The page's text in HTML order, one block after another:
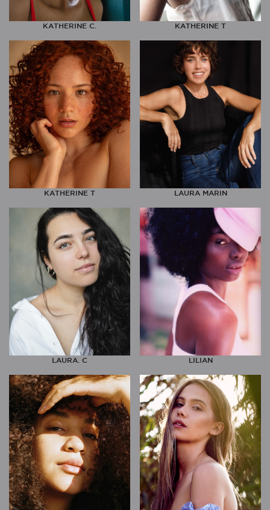
KATHERINE C. KATHERINE T
KATHERINE T LAURA MARIN
LAURA. C LILIAN